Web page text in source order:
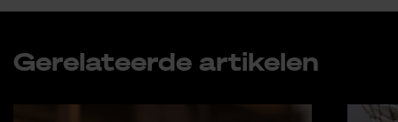
Ge­re­la­teer­de ar­ti­ke­len